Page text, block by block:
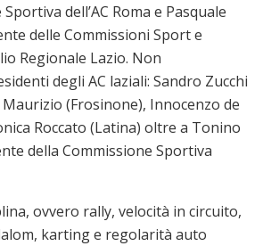
dell’AC Roma e Pasquale
delle Commissioni Sport e
Regionale Lazio. Non
degli AC laziali: Sandro Zucchi
(Frosinone), Innocenzo de
Roccato (Latina) oltre a Tonino
della Commissione Sportiva
ovvero rally, velocità in circuito,
karting e regolarità auto